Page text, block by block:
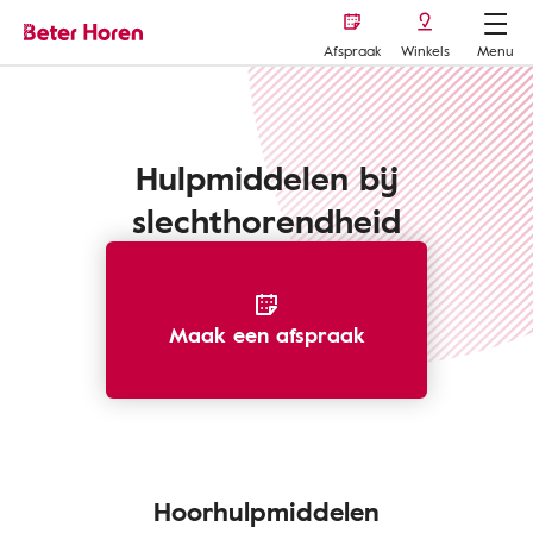
Afspraak Winkels
Menu
Hulpmiddelen bij
slechthorendheid
Maak een afspraak
Hoorhulpmiddelen